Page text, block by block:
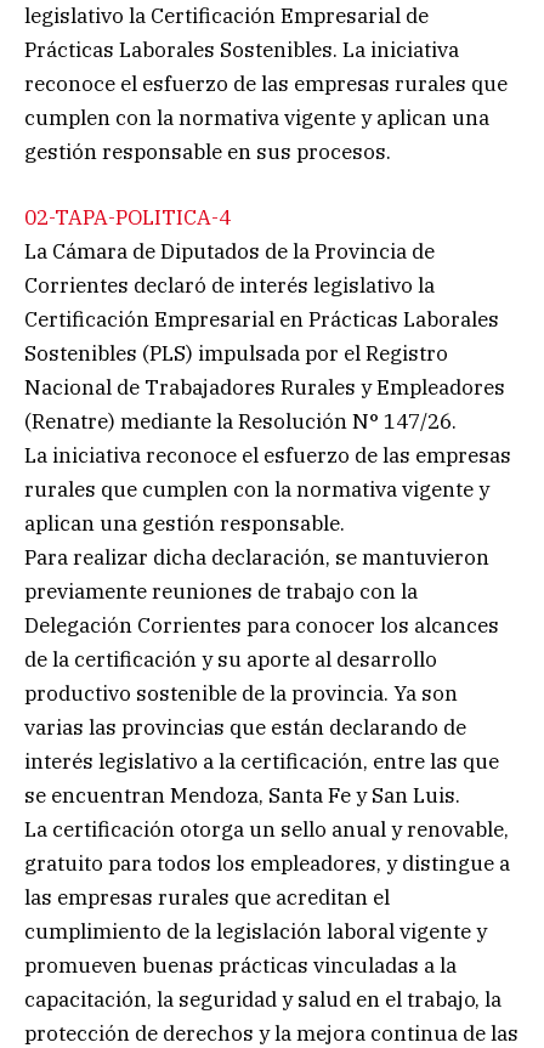
legislativo la Certificación Empresarial de
Prácticas Laborales Sostenibles. La iniciativa
reconoce el esfuerzo de las empresas rurales que
cumplen con la normativa vigente y aplican una
gestión responsable en sus procesos.
02-TAPA-POLITICA-4
La Cámara de Diputados de la Provincia de
Corrientes declaró de interés legislativo la
Certificación Empresarial en Prácticas Laborales
Sostenibles (PLS) impulsada por el Registro
Nacional de Trabajadores Rurales y Empleadores
(Renatre) mediante la Resolución N° 147/26.
La iniciativa reconoce el esfuerzo de las empresas
rurales que cumplen con la normativa vigente y
aplican una gestión responsable.
Para realizar dicha declaración, se mantuvieron
previamente reuniones de trabajo con la
Delegación Corrientes para conocer los alcances
de la certificación y su aporte al desarrollo
productivo sostenible de la provincia. Ya son
varias las provincias que están declarando de
interés legislativo a la certificación, entre las que
se encuentran Mendoza, Santa Fe y San Luis.
La certificación otorga un sello anual y renovable,
gratuito para todos los empleadores, y distingue a
las empresas rurales que acreditan el
cumplimiento de la legislación laboral vigente y
promueven buenas prácticas vinculadas a la
capacitación, la seguridad y salud en el trabajo, la
protección de derechos y la mejora continua de las